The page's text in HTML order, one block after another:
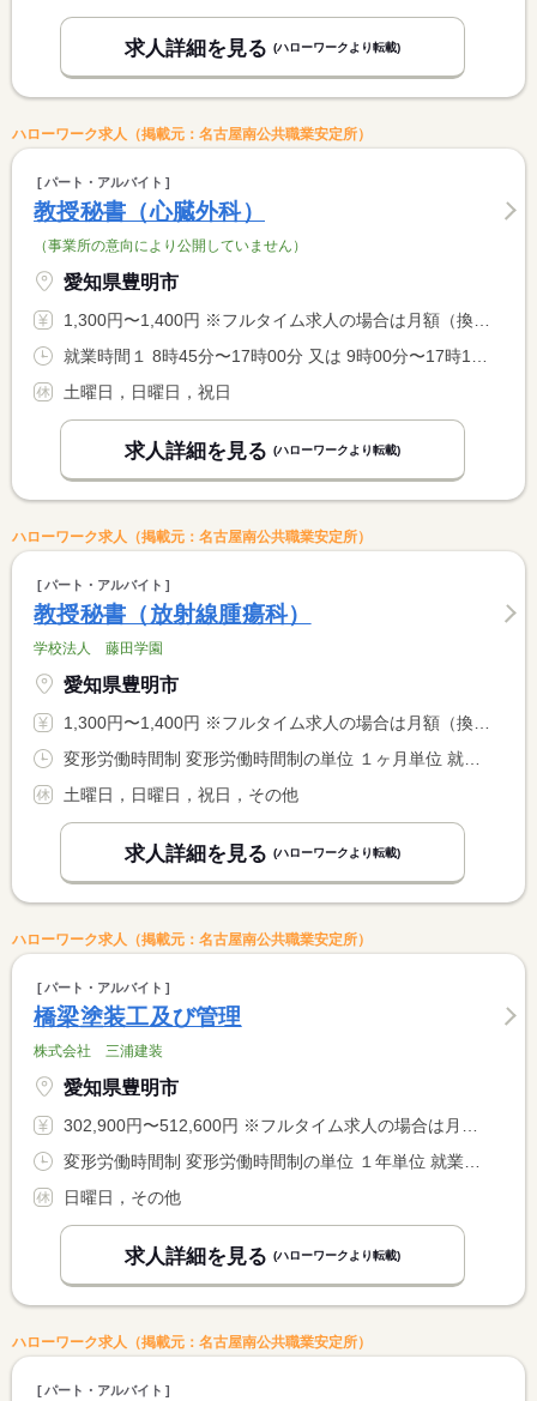
求人詳細を見る (ハローワークより転載)
ハローワーク求人（掲載元：名古屋南公共職業安定所）
パート・アルバイト
教授秘書（心臓外科）
（事業所の意向により公開していません）
愛知県豊明市
1,300円〜1,400円 ※フルタイム求人の場合は月額（換算額）、パート求人の場合は時間額を表示しています。
土曜日，日曜日，祝日
求人詳細を見る (ハローワークより転載)
ハローワーク求人（掲載元：名古屋南公共職業安定所）
パート・アルバイト
教授秘書（放射線腫瘍科）
学校法人 藤田学園
愛知県豊明市
1,300円〜1,400円 ※フルタイム求人の場合は月額（換算額）、パート求人の場合は時間額を表示しています。
土曜日，日曜日，祝日，その他
求人詳細を見る (ハローワークより転載)
ハローワーク求人（掲載元：名古屋南公共職業安定所）
パート・アルバイト
橋梁塗装工及び管理
株式会社 三浦建装
愛知県豊明市
302,900円〜512,600円 ※フルタイム求人の場合は月額（換算額）、パート求人の場合は時間額を表示しています。
日曜日，その他
求人詳細を見る (ハローワークより転載)
ハローワーク求人（掲載元：名古屋南公共職業安定所）
パート・アルバイト